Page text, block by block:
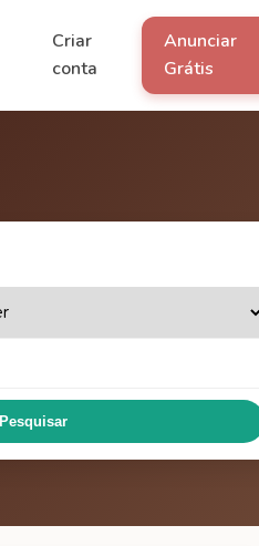
Criar
conta
Anunciar
Grátis
Pesquisar